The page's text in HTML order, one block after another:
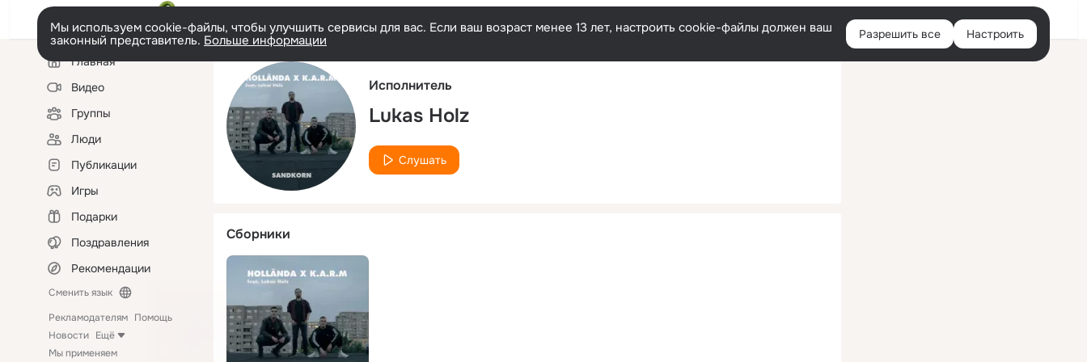
Русский Войти
Мы используем cookie-файлы, чтобы улучшить сервисы для вас. Если ваш возраст менее 13 лет, настроить cookie-файлы должен ваш
законный представитель. Больше информации Разрешить все Настроить
Левая
колонкаГлавная
Видео
Группы
Люди
Публикации
Игры
Подарки
Поздравления
Рекомендации
Сменить язык
Рекламодателям Помощь
Новости Ещё
Мы применяем
Исполнитель
Lukas Holz
Слушать
Сборники